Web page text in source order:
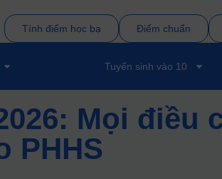
Tính điểm học bạ Điểm chuẩn
Tuyển sinh vào 10
Mọi điều
PHHS